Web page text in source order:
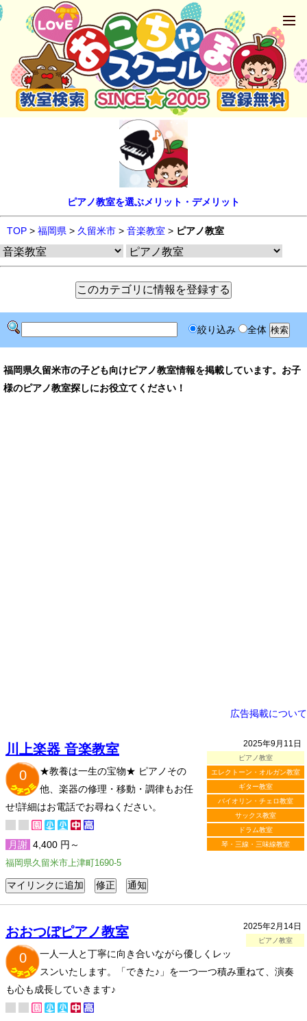
ピアノ教室を選ぶメリット・デメリット
TOP > 福岡県 > 久留米市 > 音楽教室 > ピアノ教室
絞り込み 全体
福岡県久留米市の子ども向けピアノ教室情報を掲載しています。お子
様のピアノ教室探しにお役立てください！
広告掲載について
2025年9月11日
ピアノ教室
エレクトーン・オルガン教室
ギター教室
バイオリン・チェロ教室
サックス教室
ドラム教室
琴・三線・三味線教室
川上楽器 音楽教室
0
★教養は一生の宝物★ ピアノその
他、楽器の修理・移動・調律もお任
せ!詳細はお電話でお尋ねください。
月謝 4,400 円～
福岡県久留米市上津町1690-5
2025年2月14日
ピアノ教室
おおつぼピアノ教室
0
一人一人と丁寧に向き合いながら優しくレッ
スンいたします。「できた♪」を一つ一つ積み重ねて、演奏
も心も成長していきます♪